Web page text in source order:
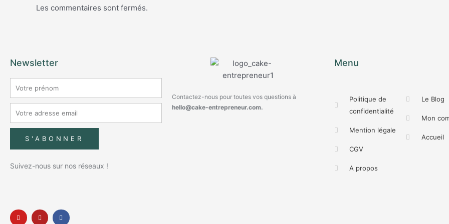
Les commentaires sont fermés.
Newsletter
S'ABONNER
Suivez-nous sur nos réseaux !
Contactez-nous pour toutes vos questions à
hello@cake-entrepreneur.com.
Menu
Politique de
confidentialité
Mention légale
CGV
A propos
Le Blog
Mon
Accueil